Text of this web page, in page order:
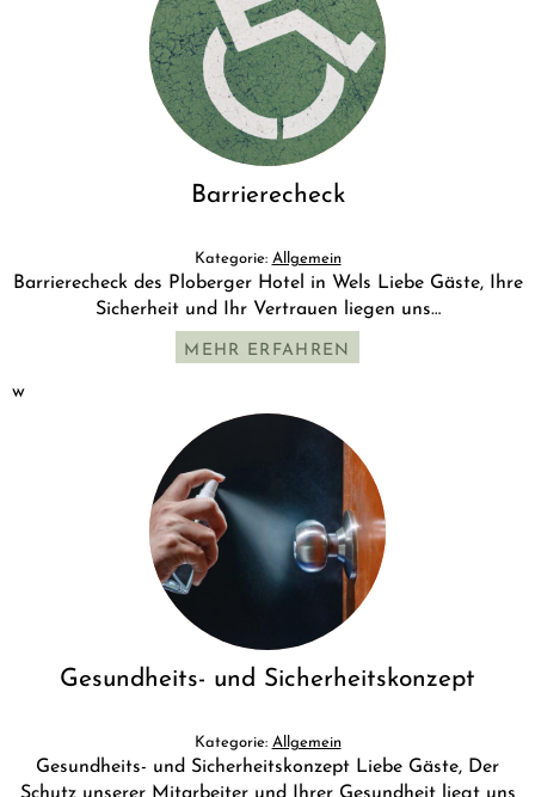
Barrierecheck
Kategorie: Allgemein
Barrierecheck des Ploberger Hotel in Wels Liebe Gäste, Ihre
Sicherheit und Ihr Vertrauen liegen uns…
MEHR ERFAHREN
w
Gesundheits- und Sicherheitskonzept
Kategorie: Allgemein
Gesundheits- und Sicherheitskonzept Liebe Gäste, Der
Schutz unserer Mitarbeiter und Ihrer Gesundheit liegt uns